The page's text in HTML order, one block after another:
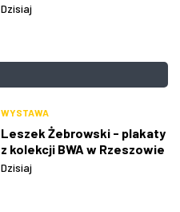
Dzisiaj
WYSTAWA
Leszek Żebrowski - plakaty
z kolekcji BWA w Rzeszowie
Dzisiaj